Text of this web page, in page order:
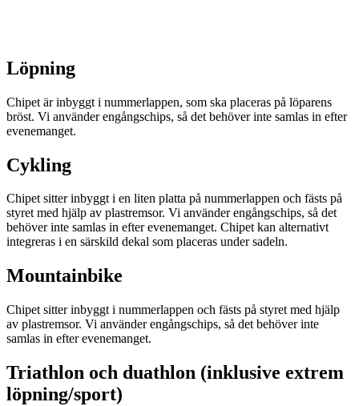
Löpning
Chipet är inbyggt i nummerlappen, som ska placeras på löparens
bröst. Vi använder engångschips, så det behöver inte samlas in efter
evenemanget.
Cykling
Chipet sitter inbyggt i en liten platta på nummerlappen och fästs på
styret med hjälp av plastremsor. Vi använder engångschips, så det
behöver inte samlas in efter evenemanget. Chipet kan alternativt
integreras i en särskild dekal som placeras under sadeln.
Mountainbike
Chipet sitter inbyggt i nummerlappen och fästs på styret med hjälp
av plastremsor. Vi använder engångschips, så det behöver inte
samlas in efter evenemanget.
Triathlon och duathlon (inklusive extrem
löpning/sport)